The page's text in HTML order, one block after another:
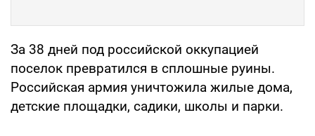
За 38 дней под российской оккупацией
поселок превратился в сплошные руины.
Российская армия уничтожила жилые дома,
детские площадки, садики, школы и парки.